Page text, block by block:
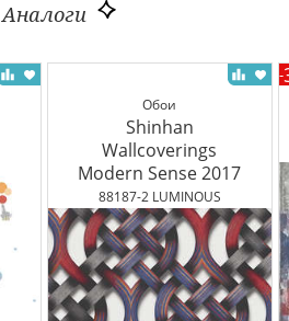
Аналоги
Обои
Shinhan
Wallcoverings
Modern Sense 2017
88187-2 LUMINOUS
-